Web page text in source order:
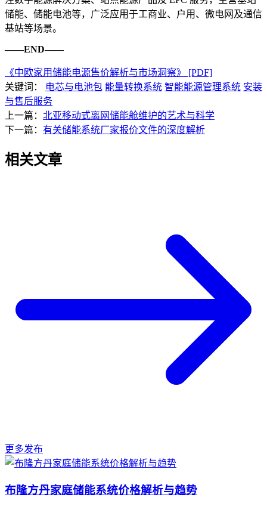
储能、储能电池等，广泛应用于工商业、户用、微电网及通信
基站等场景。
——END——
《中欧家用储能电源售价解析与市场洞察》 [PDF]
关键词：
电芯与电池包 能量转换系统 智能能源管理系统 安装
与售后服务
上一篇： 北亚移动式离网储能舱维护的艺术与科学
下一篇： 有关储能系统厂家报价文件的深度解析
相关文章
更多发布
布隆方丹家庭储能系统价格解析与趋势